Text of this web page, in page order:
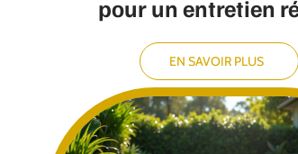
pour un entretien
EN SAVOIR PLUS